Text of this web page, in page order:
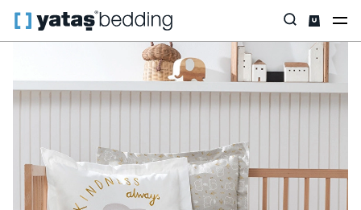
Anasayfa Yataş Mini Mini Tekstil